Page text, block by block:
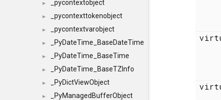
► _pycontextobject
► _pycontexttokenobject
► _pycontextvarobject
► _PyDateTime_BaseDateTime
► _PyDateTime_BaseTime
► _PyDateTime_BaseTZInfo
► _PyDictViewObject
► _PyManagedBufferObject